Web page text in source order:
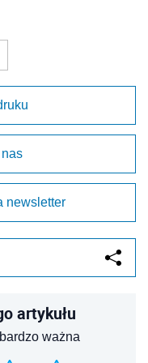
newsletter
artykułu
ważna